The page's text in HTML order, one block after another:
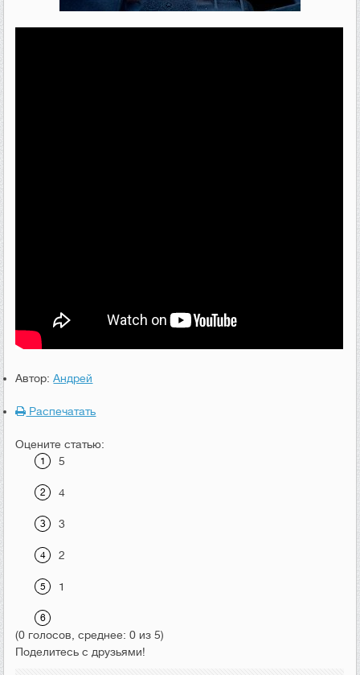
Автор:Андрей
Распечатать
Оцените статью:
5
4
3
2
1
(0 голосов, среднее: 0 из 5)
Поделитесь с друзьями!